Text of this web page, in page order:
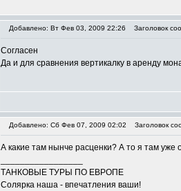
Добавлено: Вт Фев 03, 2009 22:26 Заголовок
Согласен
Да и для сравнения вертикалку в аренду
Добавлено: Сб Фев 07, 2009 02:02 Заголовок
А какие там нынче расценки? А то я там уже
ТАНКОВЫЕ ТУРЫ ПО ЕВРОПЕ
Солярка наша - впечатления ваши!